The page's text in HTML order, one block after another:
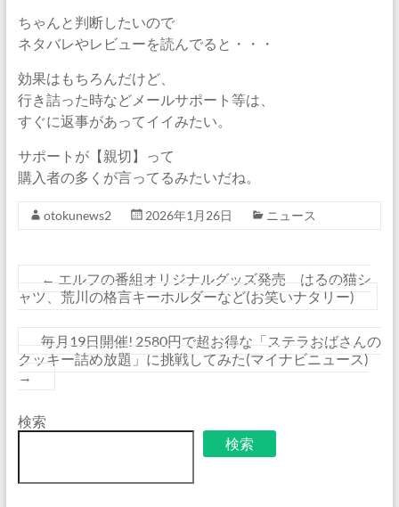
ちゃんと判断したいので
ネタバレやレビューを読んでると・・・
効果はもちろんだけど、
行き詰った時などメールサポート等は、
すぐに返事があってイイみたい。
サポートが【親切】って
購入者の多くが言ってるみたいだね。
otokunews2 2026年1月26日 ニュース
← エルフの番組オリジナルグッズ発売 はるの猫シ
ャツ、荒川の格言キーホルダーなど(お笑いナタリー)
毎月19日開催! 2580円で超お得な「ステラおばさんの
クッキー詰め放題」に挑戦してみた(マイナビニュース)
→
検索
検索